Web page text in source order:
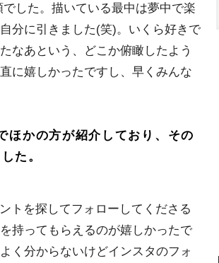
した。描いている最中は夢中で楽
分に引きました(笑)。いくら好きで
なあという、どこか俯瞰したよう
に嬉しかったですし、早くみんな
かの方が紹介しており、その
た。
トを探してフォローしてくださる
持ってもらえるのが嬉しかったで
く分からないけどインスタのフォ